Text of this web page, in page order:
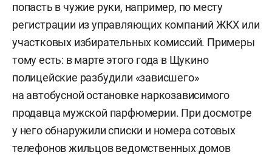
попасть в чужие руки, например, по месту
регистрации из управляющих компаний ЖКХ или
участковых избирательных комиссий. Примеры
тому есть: в марте этого года в Щукино
полицейские разбудили «зависшего»
на автобусной остановке наркозависимого
продавца мужской парфюмерии. При досмотре
у него обнаружили списки и номера сотовых
телефонов жильцов ведомственных домов